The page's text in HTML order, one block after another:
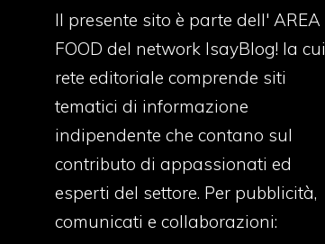
Il presente sito è parte dell' AREA
FOOD del network IsayBlog! la cui
rete editoriale comprende siti
tematici di informazione
indipendente che contano sul
contributo di appassionati ed
esperti del settore. Per pubblicità,
comunicati e collaborazioni: